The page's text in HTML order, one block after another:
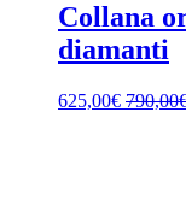
Collana
diamanti
625,00€ 790,00